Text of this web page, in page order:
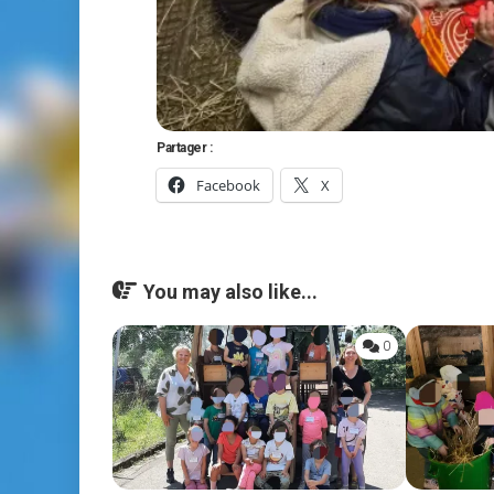
Partager :
Facebook X
You may also like...
0